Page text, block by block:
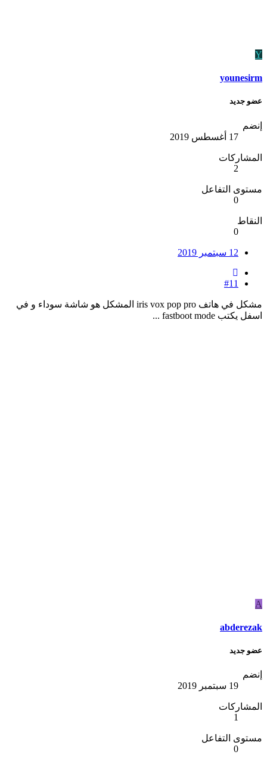
Y
younesirm
عضو جديد
إنضم
17 أغسطس 2019
المشاركات
2
مستوى التفاعل
0
النقاط
0
12 سبتمبر 2019
#11
مشكل في هاتف iris vox pop pro المشكل هو شاشة سوداء و في
اسفل يكتب fastboot mode ...
A
abderezak
عضو جديد
إنضم
19 سبتمبر 2019
المشاركات
1
مستوى التفاعل
0